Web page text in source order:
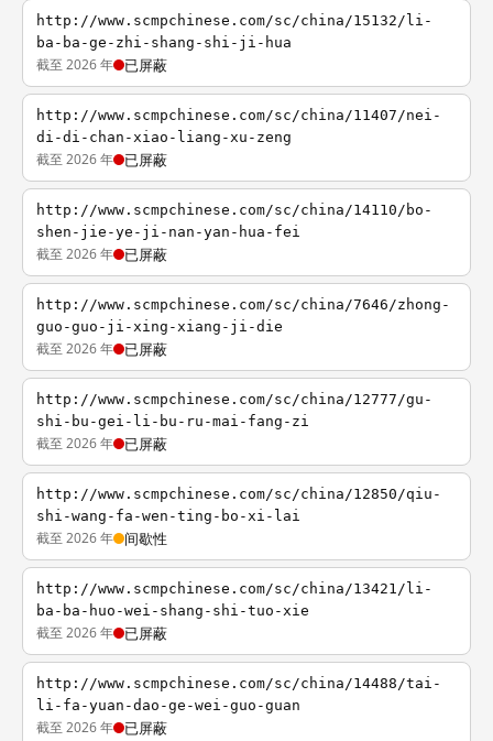
http://www.scmpchinese.com/sc/china/15132/li-
ba-ba-ge-zhi-shang-shi-ji-hua
截至 2026 年 已屏蔽
http://www.scmpchinese.com/sc/china/11407/nei-
di-di-chan-xiao-liang-xu-zeng
截至 2026 年 已屏蔽
http://www.scmpchinese.com/sc/china/14110/bo-
shen-jie-ye-ji-nan-yan-hua-fei
截至 2026 年 已屏蔽
http://www.scmpchinese.com/sc/china/7646/zhong-
guo-guo-ji-xing-xiang-ji-die
截至 2026 年 已屏蔽
http://www.scmpchinese.com/sc/china/12777/gu-
shi-bu-gei-li-bu-ru-mai-fang-zi
截至 2026 年 已屏蔽
http://www.scmpchinese.com/sc/china/12850/qiu-
shi-wang-fa-wen-ting-bo-xi-lai
截至 2026 年 间歇性
http://www.scmpchinese.com/sc/china/13421/li-
ba-ba-huo-wei-shang-shi-tuo-xie
截至 2026 年 已屏蔽
http://www.scmpchinese.com/sc/china/14488/tai-
li-fa-yuan-dao-ge-wei-guo-guan
截至 2026 年 已屏蔽